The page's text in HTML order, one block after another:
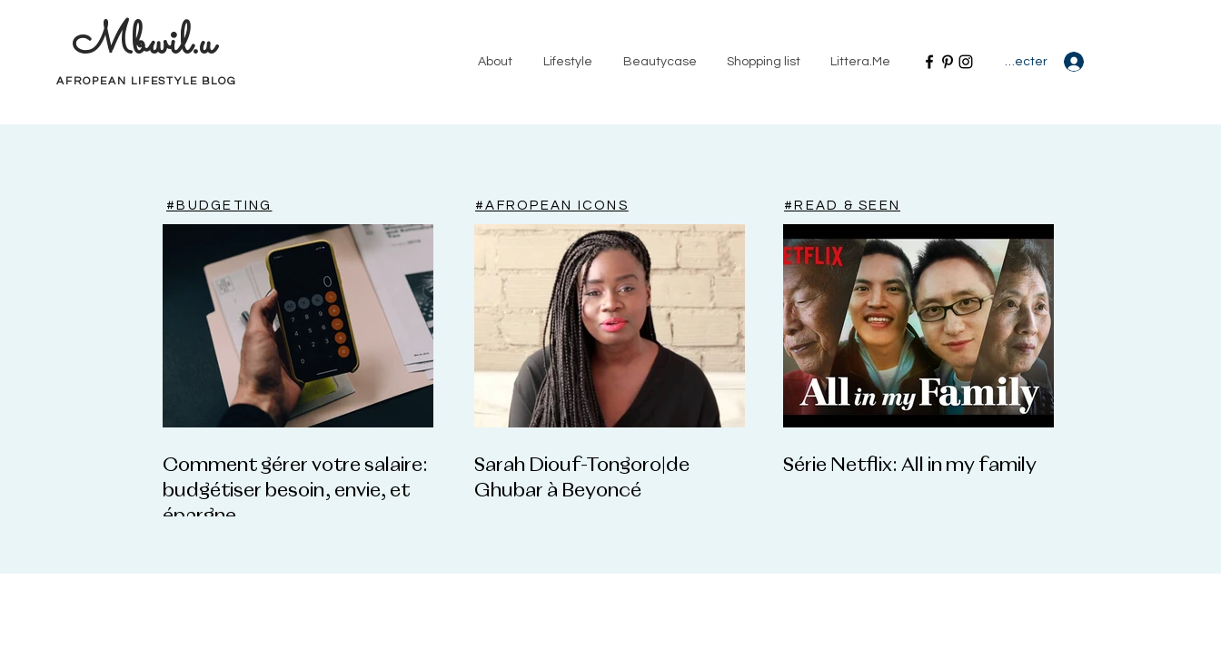
Mbwil.u
AFROPEAN LIFESTYLE BLOG
About Lifestyle Beautycase Shopping list Littera.Me Se connecter
Comment gérer votre salaire:
budgétiser besoin, envie, et
épargne.
#BUDGETING
Sarah Diouf-Tongoro|de
Ghubar à Beyoncé
#AFROPEAN ICONS
Série Netflix: All in my family
#READ & SEEN